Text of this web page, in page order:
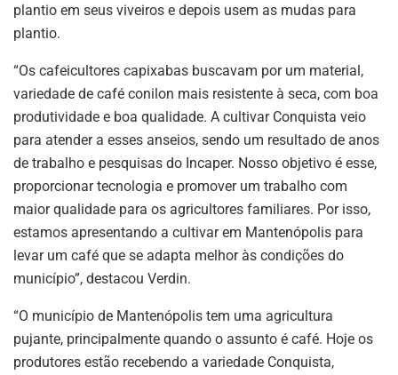
plantio em seus viveiros e depois usem as mudas para
plantio.
“Os cafeicultores capixabas buscavam por um material,
variedade de café conilon mais resistente à seca, com boa
produtividade e boa qualidade. A cultivar Conquista veio
para atender a esses anseios, sendo um resultado de anos
de trabalho e pesquisas do Incaper. Nosso objetivo é esse,
proporcionar tecnologia e promover um trabalho com
maior qualidade para os agricultores familiares. Por isso,
estamos apresentando a cultivar em Mantenópolis para
levar um café que se adapta melhor às condições do
município”, destacou Verdin.
“O município de Mantenópolis tem uma agricultura
pujante, principalmente quando o assunto é café. Hoje os
produtores estão recebendo a variedade Conquista,